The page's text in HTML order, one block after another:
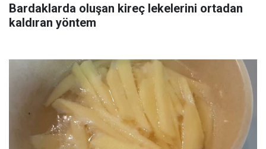
Bardaklarda oluşan kireç lekelerini ortadan
kaldıran yöntem